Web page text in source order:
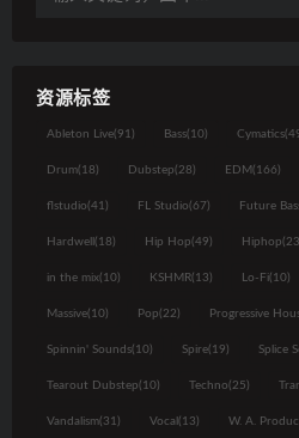
资源标签
Ableton Live(91) Bass(10) Cymatics
Drum(18) Dubstep(28) EDM(166)
flstudio(41) FL Studio(67) Future
Hardwell (18) Hip Hop(49) Hiphop(23)
in the mix(10) KSHMR(13) Lo-Fi(10)
Massive(10) Pop(22) Progressive
Spinnin' Sounds(10) Spire(19) Splice
Tearout Dubstep(10) Techno(25)
Vandalism(31) Vocal (13) W. A.